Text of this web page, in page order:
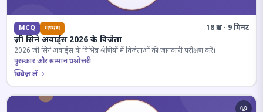
MCQ मध्यम 18 प्रश्न · 9 मिनट
ज़ी सिने अवार्ड्स 2026 के विजेता
2026 जी सिने अवार्ड्स के विभिन्न श्रेणियों में विजेताओं की जानकारी परीक्षण करें।
पुरस्कार और सम्मान प्रश्नोत्तरी
क्विज़ लें